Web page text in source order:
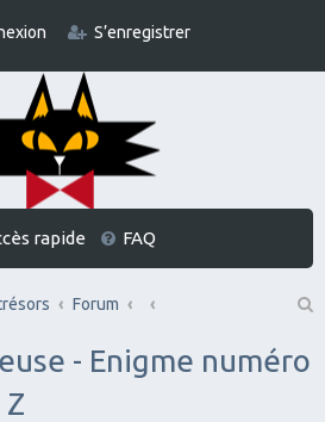
S’enregistrer
rapide FAQ
Forum
ch
- Enigme numéro